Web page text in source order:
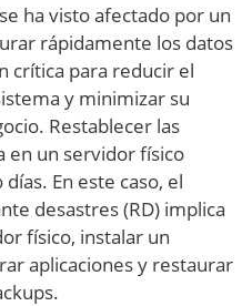
ha visto afectado por un
rápidamente los datos
crítica para reducir el
y minimizar su
Restablecer las
en un servidor físico
En este caso, el
desastres (RD) implica
físico, instalar un
aplicaciones y restaurar